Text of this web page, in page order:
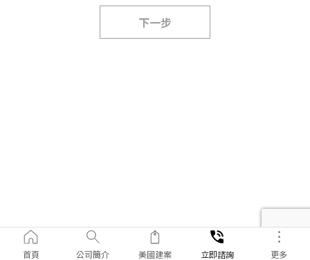
下一步
首頁 公司簡介 美國建案 立即諮詢 更多